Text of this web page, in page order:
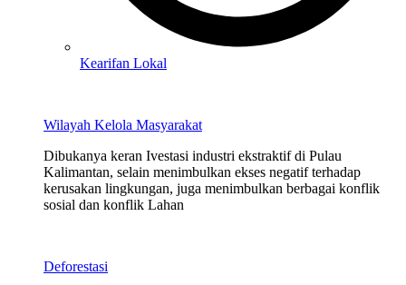
Kearifan Lokal
Wilayah Kelola Masyarakat
Dibukanya keran Ivestasi industri ekstraktif di Pulau
Kalimantan, selain menimbulkan ekses negatif terhadap
kerusakan lingkungan, juga menimbulkan berbagai konflik
sosial dan konflik Lahan
Deforestasi